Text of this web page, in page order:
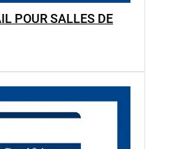
POUR SALLES DE